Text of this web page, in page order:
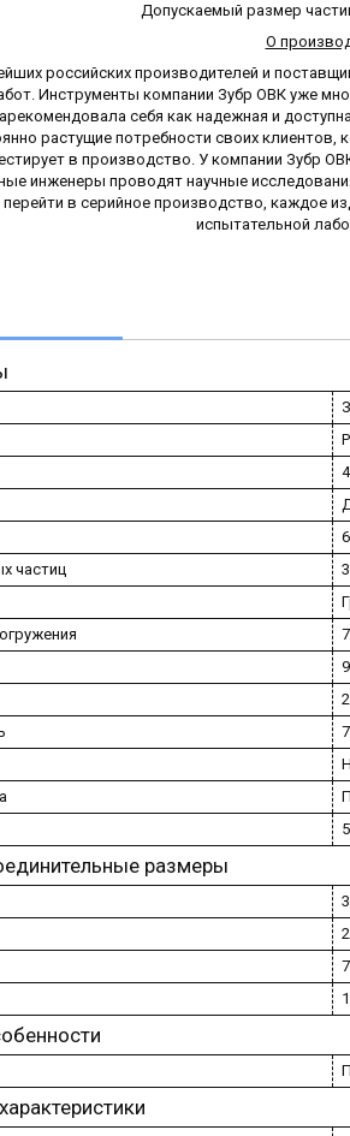
Допускаемый размер
О
российских производителей и
Инструменты компании Зубр ОВК уже
себя как надежная и
растущие потребности своих
в производство. У компании Зубр
инженеры проводят научные
в серийное производство, каждое
испытательной
частиц
размеры